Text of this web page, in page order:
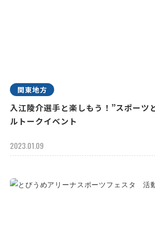
関東地方
入江陵介選手と楽しもう！”スポーツ
ルトークイベント
2023.01.09